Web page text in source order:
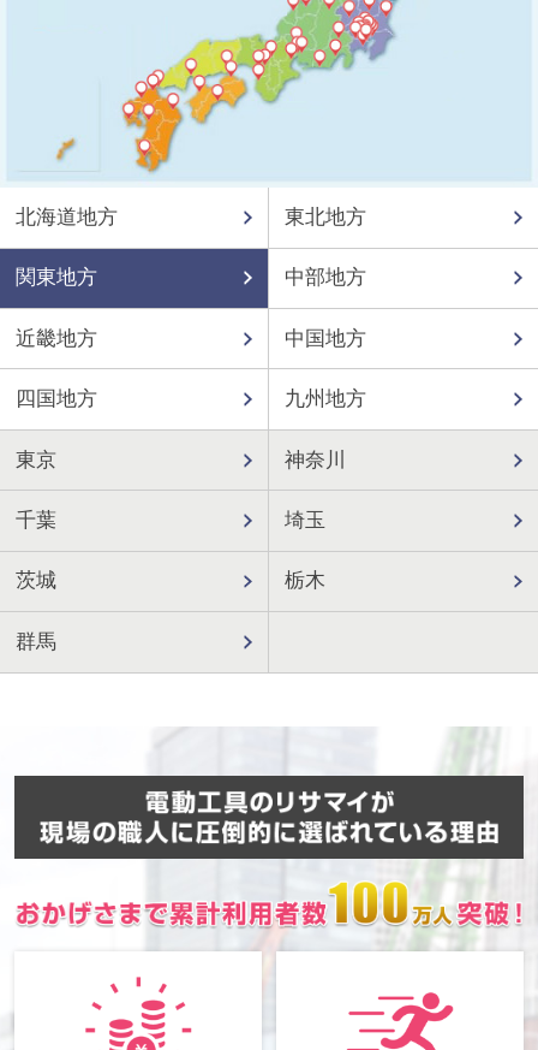
北海道地方 東北地方
関東地方 中部地方
近畿地方 中国地方
四国地方 九州地方
東京 神奈川
千葉 埼玉
茨城 栃木
群馬